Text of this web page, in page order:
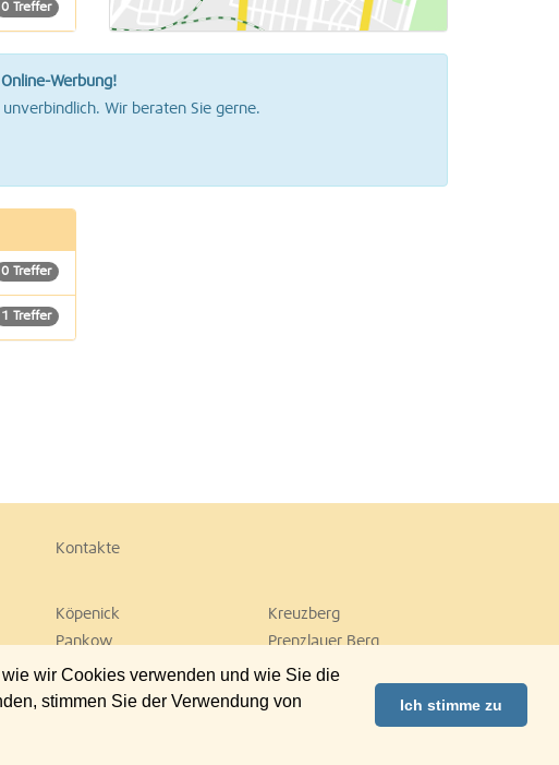
wir Cookies verwenden und wie Sie die
stimmen Sie der Verwendung von
Ich stimme zu
0 Treffer
0 Treffer
Werbung!
Wir beraten Sie gerne.
0 Treffer
1 Treffer
Kontakte
Köpenick
Kreuzberg
Pankow
Prenzlauer Berg
Tempelhof
Tiergarten
Wilmersdorf Zehlendorf